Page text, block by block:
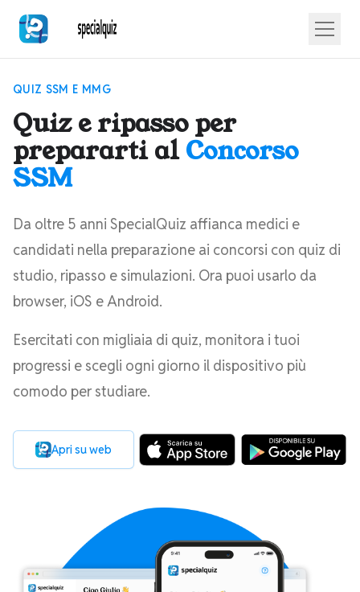
QUIZ SSM E MMG
Quiz e ripasso per
prepararti al Concorso
SSM
Da oltre 5 anni SpecialQuiz affianca medici e
candidati nella preparazione ai concorsi con quiz di
studio, ripasso e simulazioni. Ora puoi usarlo da
browser, iOS e Android.
Esercitati con migliaia di quiz, monitora i tuoi
progressi e scegli ogni giorno il dispositivo più
comodo per studiare.
Apri su web